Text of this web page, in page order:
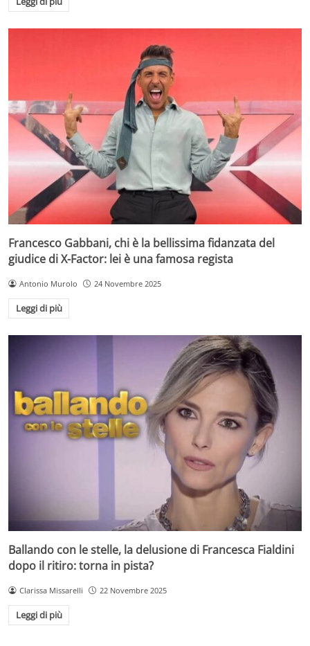
Francesco Gabbani, chi è la bellissima fidanzata del
giudice di X-Factor: lei è una famosa regista
Antonio Murolo 24 Novembre 2025
Leggi di più
Ballando con le stelle, la delusione di Francesca Fialdini
dopo il ritiro: torna in pista?
Clarissa Missarelli 22 Novembre 2025
Leggi di più